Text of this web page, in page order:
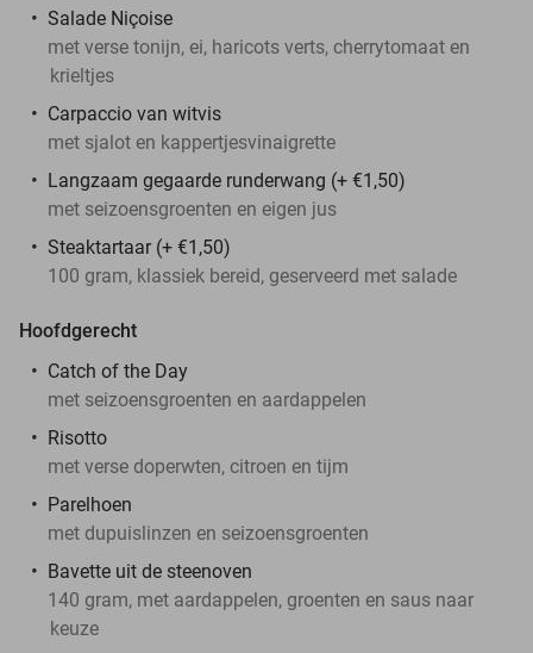
Salade Niçoise
met verse tonijn, ei, haricots verts, cherrytomaat en
krieltjes
Carpaccio van witvis
met sjalot en kappertjesvinaigrette
Langzaam gegaarde runderwang (+ €1,50)
met seizoensgroenten en eigen jus
Steaktartaar (+ €1,50)
100 gram, klassiek bereid, geserveerd met salade
Hoofdgerecht
Catch of the Day
met seizoensgroenten en aardappelen
Risotto
met verse doperwten, citroen en tijm
Parelhoen
met dupuislinzen en seizoensgroenten
Bavette uit de steenoven
140 gram, met aardappelen, groenten en saus naar
keuze